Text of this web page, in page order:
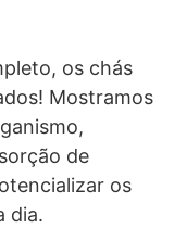
os chás
Mostramos
de
os
dia.